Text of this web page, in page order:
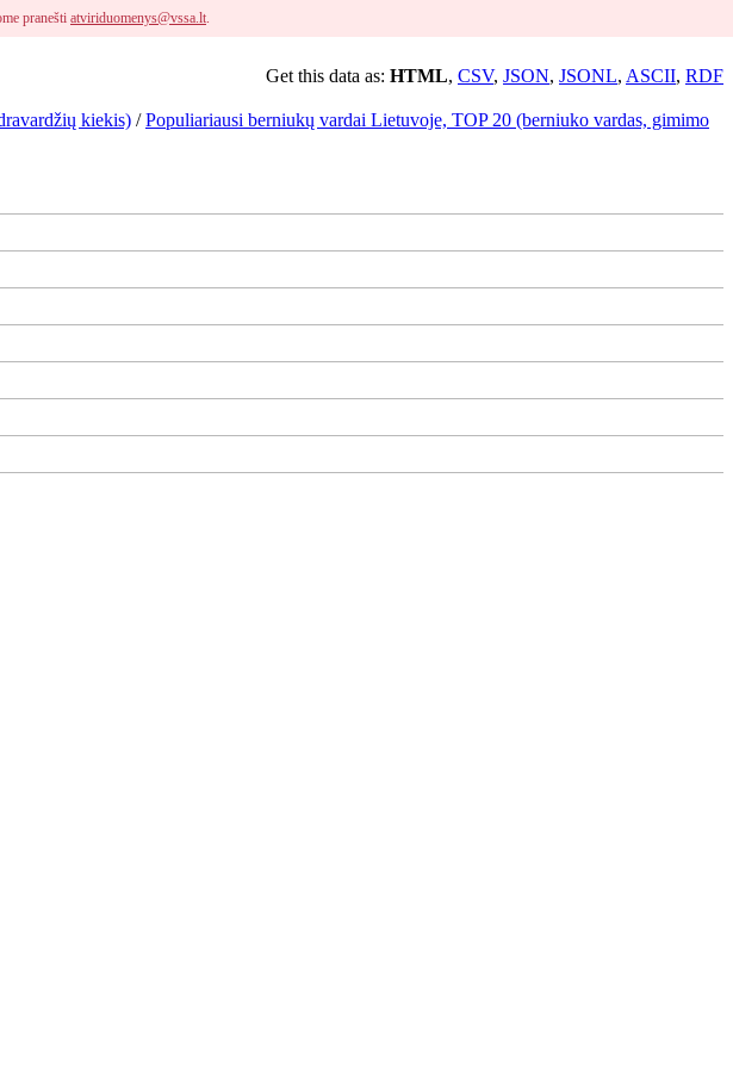
pranešti atviriduomenys@vssa.lt.
Get this data as: HTML, CSV, JSON, JSONL, ASCII, RDF
kiekis) /Populiariausi berniukų vardai Lietuvoje, TOP 20 (berniuko vardas, gimimo